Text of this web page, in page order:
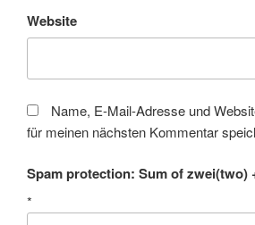
Website
Name, E-Mail-Adresse und
für meinen nächsten Kommentar
Spam protection: Sum of zwei(two)
*